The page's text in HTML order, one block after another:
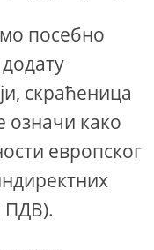
посебно
скраћеница
означи како
европског
ПДВ).